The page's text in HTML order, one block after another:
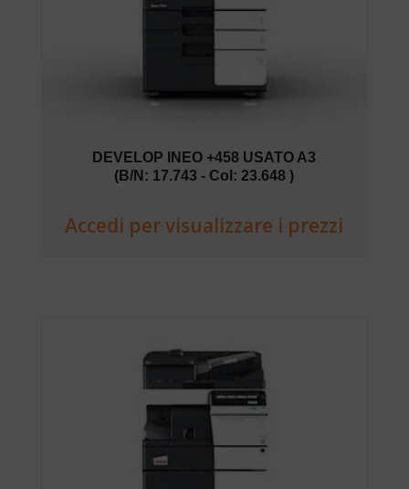
DEVELOP INEO +458 USATO A3
(B/N: 17.743 - Col: 23.648 )
Accedi per visualizzare i prezzi